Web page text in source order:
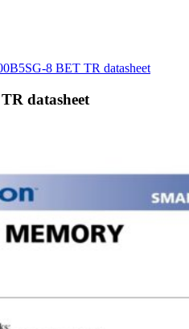
8 BET TR datasheet
datasheet